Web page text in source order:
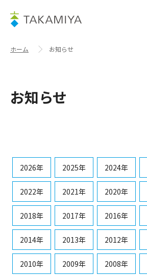
ホーム お知らせ
お知らせ
2026年 2025年 2024年
2022年 2021年 2020年
2018年 2017年 2016年
2014年 2013年 2012年
2010年 2009年 2008年